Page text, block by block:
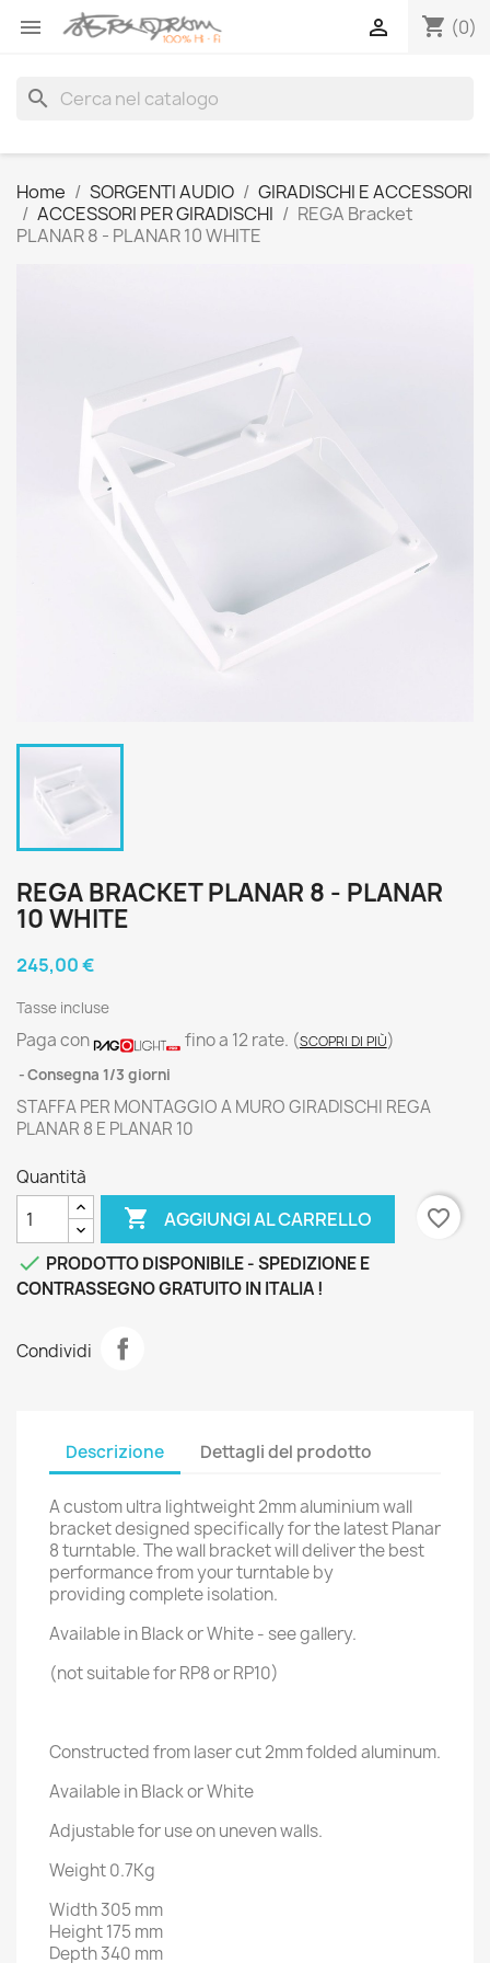
 shopping_cart (0)

search
Home SORGENTI AUDIO
GIRADISCHI E ACCESSORI
ACCESSORI PER GIRADISCHI
REGA Bracket
PLANAR 8 - PLANAR 10 WHITE
REGA BRACKET PLANAR 8 - PLANAR
10 WHITE
245,00 €
Tasse incluse
Paga con fino a 12 rate. (SCOPRI DI PIÙ)
Consegna 1/3 giorni
STAFFA PER MONTAGGIO A MURO GIRADISCHI REGA
PLANAR 8 E PLANAR 10
Quantità
 AGGIUNGI AL CARRELLO
favorite_border
 PRODOTTO DISPONIBILE - SPEDIZIONE E
CONTRASSEGNO GRATUITO IN ITALIA !
Condividi
Descrizione Dettagli del prodotto
A custom ultra lightweight 2mm aluminium wall
bracket designed specifically for the latest Planar
8 turntable. The wall bracket will deliver the best
performance from your turntable by
providing complete isolation.
Available in Black or White - see gallery.
(not suitable for RP8 or RP10)
Constructed from laser cut 2mm folded aluminum.
Available in Black or White
Adjustable for use on uneven walls.
Weight 0.7Kg
Width 305 mm
Height 175 mm
Depth 340 mm